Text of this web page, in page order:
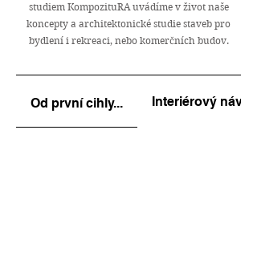
studiem KompozituRA uvádíme v život naše
koncepty a architektonické studie staveb pro
bydlení i rekreaci, nebo komerčních budov.
Od první cihly... Interiérový návrh